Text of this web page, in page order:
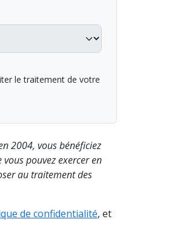
le traitement de votre
2004, vous bénéficiez
pouvez exercer en
au traitement des
de confidentialité, et